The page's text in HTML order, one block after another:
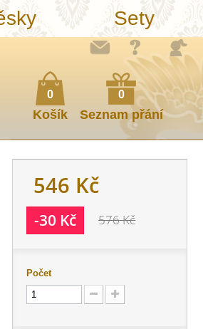
0
Košík
Sety
0
Seznam přání
546 Kč
-30 Kč 576 Kč
Počet